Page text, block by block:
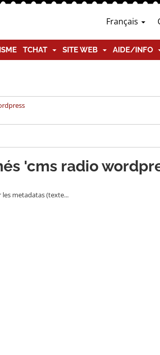
Français
TCHAT SITE WEB AIDE/INFO
'cms radio
metadatas (texte...